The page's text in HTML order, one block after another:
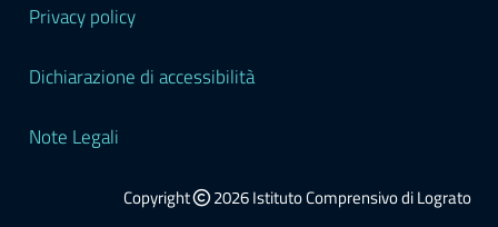
Privacy policy
Dichiarazione di accessibilità
Note Legali
Copyright 2026 Istituto Comprensivo di Lograto